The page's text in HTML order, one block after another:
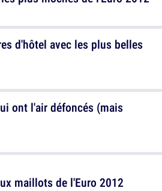
ont l'air défoncés (mais
d'hôtel avec les plus belles
maillots de l'Euro 2012